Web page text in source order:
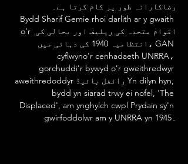
رضاکارانہ طور پر کام کرتا ہے۔
o'r اقوام متحدہ کی ریلیف اور بحالی کی
انتظامیہ 1940 کی دہائی میں، GAN
cyflwyno'r cenhadaeth UNRRA،
gorchuddi'r bywyd o'r gweithredwyr
aweithredoddyr رائفل بائیڈ Yn dilyn hyn,
bydd yn siarad trwy ei nofel, 'The
Displaced', am ynghylch cwpl Prydain sy'n
gwirfoddolwr am y UNRRA yn 1945۔